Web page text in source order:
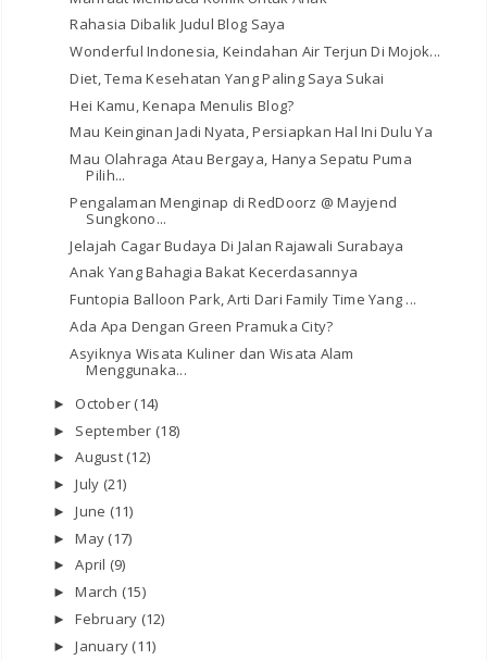
Rahasia Dibalik Judul Blog Saya
Wonderful Indonesia, Keindahan Air Terjun Di Mojok...
Diet, Tema Kesehatan Yang Paling Saya Sukai
Hei Kamu, Kenapa Menulis Blog?
Mau Keinginan Jadi Nyata, Persiapkan Hal Ini Dulu Ya
Mau Olahraga Atau Bergaya, Hanya Sepatu Puma
Pilih...
Pengalaman Menginap di RedDoorz @ Mayjend
Sungkono...
Jelajah Cagar Budaya Di Jalan Rajawali Surabaya
Anak Yang Bahagia Bakat Kecerdasannya
Funtopia Balloon Park, Arti Dari Family Time Yang ...
Ada Apa Dengan Green Pramuka City?
Asyiknya Wisata Kuliner dan Wisata Alam
Menggunaka...
► October (14)
► September (18)
►August (12)
►July (21)
►June (11)
►May (17)
►April (9)
►March (15)
►February (12)
►January (11)